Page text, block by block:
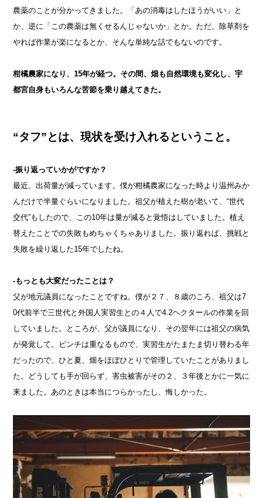
農薬のことが分かってきました。「あの消毒はしたほうがいい」と
か、逆に「この農薬は無くせるんじゃないか」とか。ただ、除草剤を
やれば作業が楽になるとか、そんな単純な話でもないのです。
柑橘農家になり、15年が経つ。その間、畑も自然環境も変化し、宇
都宮自身もいろんな苦節を乗り越えてきた。
“タフ”とは、現状を受け入れるということ。
-振り返っていかがですか？
最近、出荷量が減っています。僕が柑橘農家になった時より温州みか
んだけで半量ぐらいになりました。祖父が植えた樹が老いて、“世代
交代”もしたので、この10年は量が減ると覚悟はしていました。植え
替えたことでの失敗もめちゃくちゃありました。振り返れば、挑戦と
失敗を繰り返した15年でしたね。
-もっとも大変だったことは？
父が地元議員になったことですね。僕が２７、８歳のころ、祖父は7
0代前半で三世代と外国人実習生との４人で4.2ヘクタールの作業を回
していました。ところが、父が議員になり、その翌年には祖父の病気
が発覚して。ピンチは重なるもので、実習生がたまたま切り替わる年
だったので、ひと夏、畑をほぼひとりで管理していたことがありまし
た。どうしても手が回らず、害虫被害がその２、３年後とかに一気に
来ました。あのときは本当につらかったし、悔しかった。